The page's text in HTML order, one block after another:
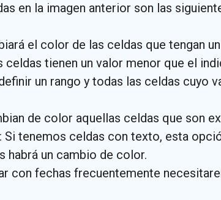
en la imagen anterior son las
el color de las celdas que tengan
celdas tienen un valor menor que el
un rango y todas las celdas
de color aquellas celdas que son
: Si tenemos celdas con texto, esta
habrá un cambio de color.
con fechas frecuentemente